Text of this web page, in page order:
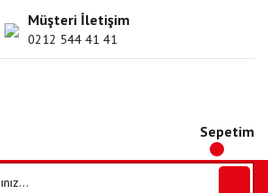
Müşteri İletişim
0212 544 41 41
Sepetim